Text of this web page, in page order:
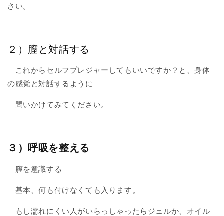
さい。
２）膣と対話する
これからセルフプレジャーしてもいいですか？と、身体
の感覚と対話するように
問いかけてみてください。
３）呼吸を整える
膣を意識する
基本、何も付けなくても入ります。
もし濡れにくい人がいらっしゃったらジェルか、オイル